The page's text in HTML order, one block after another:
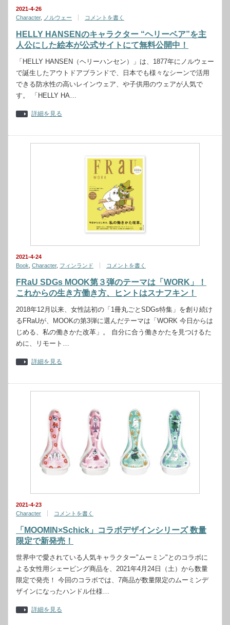
2021-4-26
Character, ノルウェー コメントを書く
HELLY HANSENのキャラクター “ヘリーベア”を主
人公にした絵本が公式サイトにて無料公開中！
「HELLY HANSEN（ヘリーハンセン）」は、1877年にノルウェー
で誕生したアウトドアブランドで、日本でも様々なシーンで活用
できる防水性の高いレインウェア、や子供用のウェアが人気で
す。 「HELLY HA…
詳細を見る
2021-4-24
Book Character, フィンランド コメントを書く
FRaU SDGs MOOK第３弾のテーマは「WORK」！
これからの生き方働き方、ヒントはスナフキン！
2018年12月以来、女性誌初の「1冊丸ごとSDGs特集」を創り続け
るFRaUが、MOOKの第3弾に選んだテーマは「WORK 今日からは
じめる、私の働きかた改革」。 自分に合う働きかたを見つけるた
めに、リモート…
詳細を見る
2021-4-23
Character
コメントを書く
「MOOMIN×Schick」コラボデザインシリーズ 数量
限定で新発売！
世界中で愛されている人気キャラクター"ムーミン"とのコラボに
よる女性用シェービング商品を、2021年4月24日（土）から数量
限定で発売！ 今回のコラボでは、7商品が数量限定のムーミンデ
ザインになったハンドル仕様…
詳細を見る